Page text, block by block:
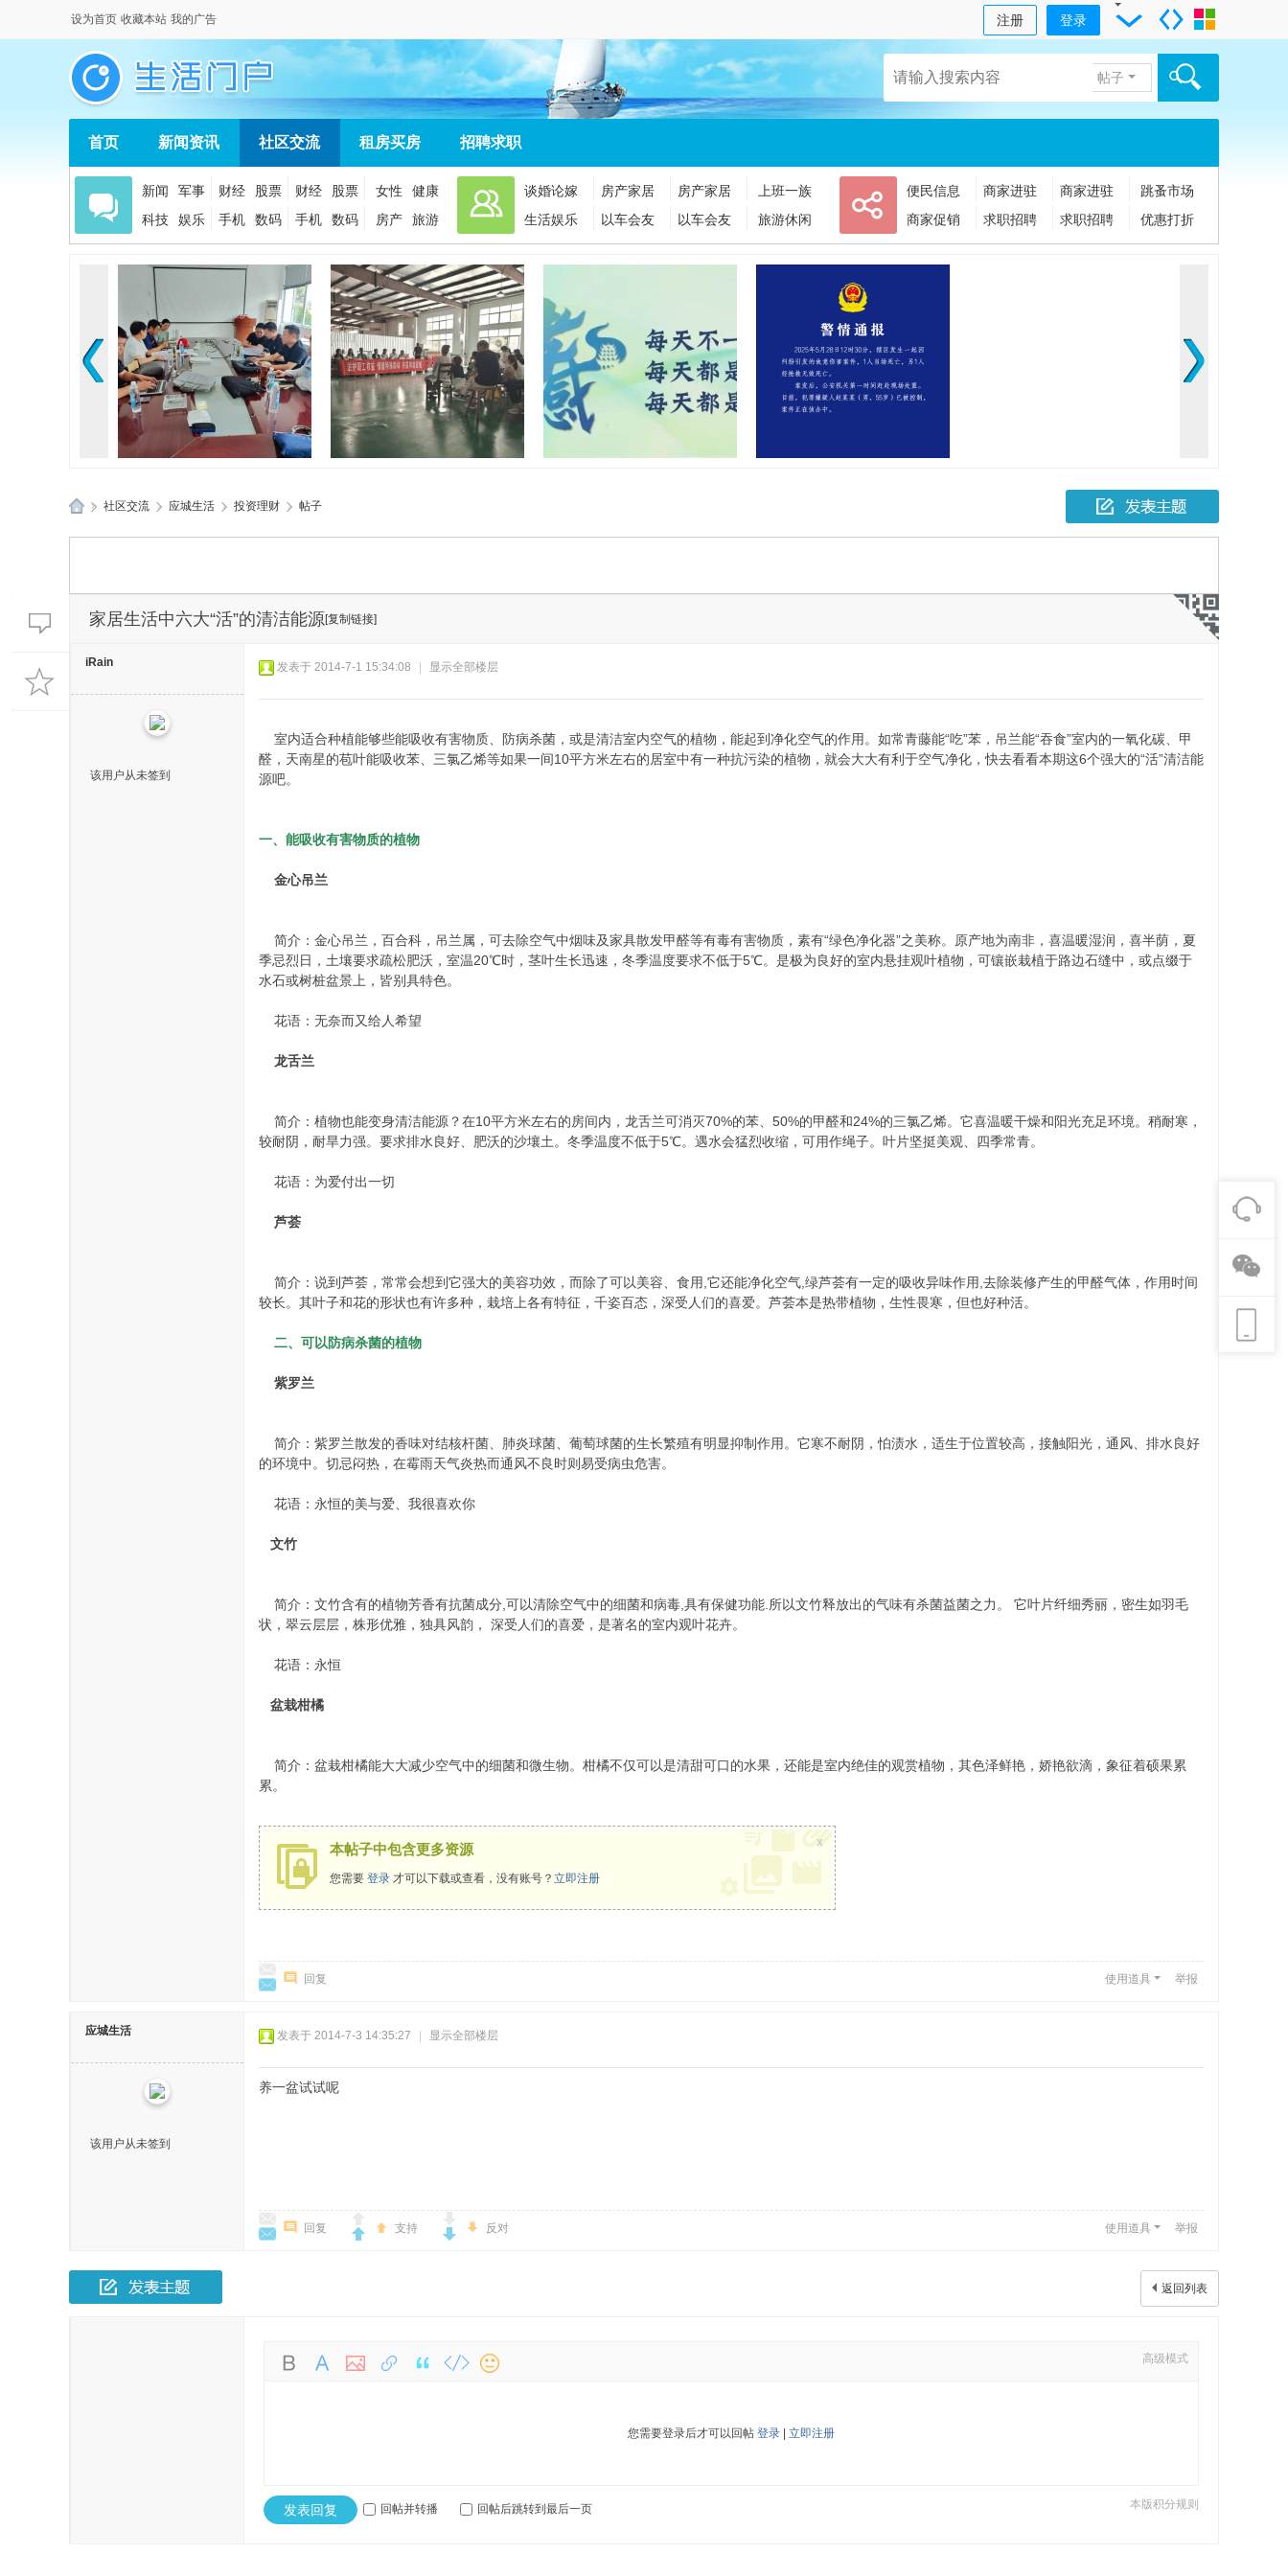
设为首页 收藏本站 我的广告 注册 登录
帖子
首页 新闻资讯 社区交流 租房买房 招聘求职
新闻 军事 财经 股票 财经 股票 女性
健康
科技
娱乐 手机 数码 手机 数码 房产 旅游
谈婚论嫁 房产家居 房产家居
上班一族
生活娱乐
以车会友 以车会友 旅游休闲
便民信息 商家进驻 商家进驻
跳蚤市场
商家促销
求职招聘 求职招聘 优惠打折
孝感应城两地应急管理部门精
应
» 社区交流 › 应城生活 › 投资理财 › 帖子
家居生活中六大“活”的清洁能源[复制链接]
iRain
该用户从未签到
发表于 2014-7-1 15:34:08 显示全部楼层
室内适合种植能够些能吸收有害物质、防病杀菌，或是清洁室内空气的植物，能起到净化空气的作用。如常青藤能“吃”苯，吊兰能“吞食”室内的一氧化碳、甲
醛，天南星的苞叶能吸收苯、三氯乙烯等如果一间10平方米左右的居室中有一种抗污染的植物，就会大大有利于空气净化，快去看看本期这6个强大的“活”清洁能
源吧。
一、能吸收有害物质的植物
金心吊兰
简介：金心吊兰，百合科，吊兰属，可去除空气中烟味及家具散发甲醛等有毒有害物质，素有“绿色净化器”之美称。原产地为南非，喜温暖湿润，喜半荫，夏
季忌烈日，土壤要求疏松肥沃，室温20℃时，茎叶生长迅速，冬季温度要求不低于5℃。是极为良好的室内悬挂观叶植物，可镶嵌栽植于路边石缝中，或点缀于
水石或树桩盆景上，皆别具特色。
花语：无奈而又给人希望
龙舌兰
简介：植物也能变身清洁能源？在10平方米左右的房间内，龙舌兰可消灭70%的苯、50%的甲醛和24%的三氯乙烯。它喜温暖干燥和阳光充足环境。稍耐寒，
较耐阴，耐旱力强。要求排水良好、肥沃的沙壤土。冬季温度不低于5℃。遇水会猛烈收缩，可用作绳子。叶片坚挺美观、四季常青。
花语：为爱付出一切
芦荟
简介：说到芦荟，常常会想到它强大的美容功效，而除了可以美容、食用,它还能净化空气,绿芦荟有一定的吸收异味作用,去除装修产生的甲醛气体，作用时间
较长。其叶子和花的形状也有许多种，栽培上各有特征，千姿百态，深受人们的喜爱。芦荟本是热带植物，生性畏寒，但也好种活。
二、可以防病杀菌的植物
紫罗兰
简介：紫罗兰散发的香味对结核杆菌、肺炎球菌、葡萄球菌的生长繁殖有明显抑制作用。它寒不耐阴，怕渍水，适生于位置较高，接触阳光，通风、排水良好
的环境中。切忌闷热，在霉雨天气炎热而通风不良时则易受病虫危害。
花语：永恒的美与爱、我很喜欢你
文竹
简介：文竹含有的植物芳香有抗菌成分,可以清除空气中的细菌和病毒,具有保健功能.所以文竹释放出的气味有杀菌益菌之力。 它叶片纤细秀丽，密生如羽毛
状，翠云层层，株形优雅，独具风韵， 深受人们的喜爱，是著名的室内观叶花卉。
花语：永恒
盆栽柑橘
简介：盆栽柑橘能大大减少空气中的细菌和微生物。柑橘不仅可以是清甜可口的水果，还能是室内绝佳的观赏植物，其色泽鲜艳，娇艳欲滴，象征着硕果累
累。
本帖子中包含更多资源
您需要 登录 才可以下载或查看，没有账号？ 立即注册
x
回复 使用道具 举报
应城生活
该用户从未签到
发表于 2014-7-3 14:35:27 显示全部楼层
养一盆试试呢
回复 支持 反对 使用道具 举报
返回列表
高级模式
您需要登录后才可以回帖 登录 立即注册
本版积分规则
发表回复 回帖并转播 回帖后跳转到最后一页